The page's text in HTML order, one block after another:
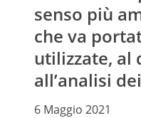
senso più
che va
utilizzate, al
all’analisi
6 Maggio 2021